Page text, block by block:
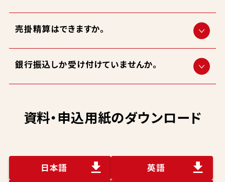
売掛精算はできますか。
銀行振込しか受け付けていませんか。
資料・申込用紙のダウンロード
日本語 英語